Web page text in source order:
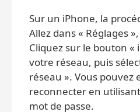
Sur un iPhone, la
Allez dans « Réglages
Cliquez sur le bouton «
votre réseau, puis
réseau ». Vous pouvez
reconnecter en
mot de passe.